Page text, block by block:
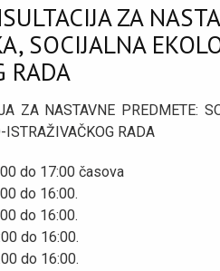
ZA
SOCIJALNA
RADA
ZA NASTAVNE PREDMETE:
ISTRAŽIVAČKOG RADA
do 17:00 časova
do 16:00.
do 16:00.
do 16:00.
do 16:00.